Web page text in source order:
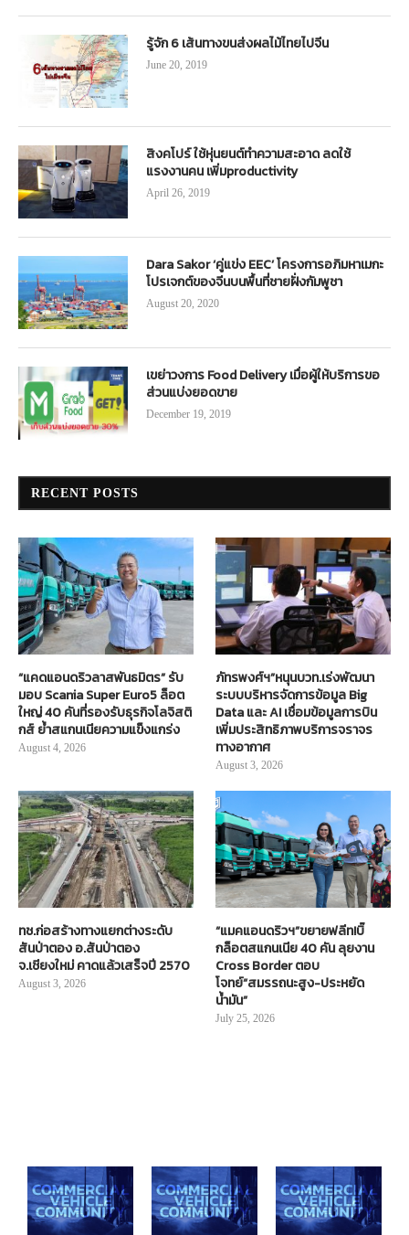
รู้จัก 6 เส้นทางขนส่งผลไม้ไทยไปจีน
June 20, 2019
สิงคโปร์ ใช้หุ่นยนต์ทำความสะอาด ลดใช้
แรงงานคน เพิ่มproductivity
April 26, 2019
Dara Sakor ‘คู่แข่ง EEC’ โครงการอภิมหาเมกะ
โปรเจกต์ของจีนบนพื้นที่ชายฝั่งกัมพูชา
August 20, 2020
เขย่าวงการ Food Delivery เมื่อผู้ให้บริการขอ
ส่วนแบ่งยอดขาย
December 19, 2019
RECENT POSTS
“แคดแอนดริวลาสพันธมิตร” รับ
มอบ Scania Super Euro5 ล็อต
ใหญ่ 40 คันที่รองรับธุรกิจโลจิสติ
กส์ ย้ำสแกนเนียความแข็งแกร่ง
August 4, 2026
ภัทรพงศ์ฯ”หนุนบวท.เร่งพัฒนา
ระบบบริหารจัดการข้อมูล Big
Data และ AI เชื่อมข้อมูลการบิน
เพิ่มประสิทธิภาพบริการจราจร
ทางอากาศ
August 3, 2026
ทช.ก่อสร้างทางแยกต่างระดับ
สันป่าตอง อ.สันป่าตอง
จ.เชียงใหม่ คาดแล้วเสร็จปี 2570
August 3, 2026
“แมคแอนดริวฯ”ขยายฟลีท!บิ๊
กล็อตสแกนเนีย 40 คัน ลุยงาน
Cross Border ตอบ
โจทย์“สมรรถนะสูง-ประหยัด
น้ำมัน”
July 25, 2026